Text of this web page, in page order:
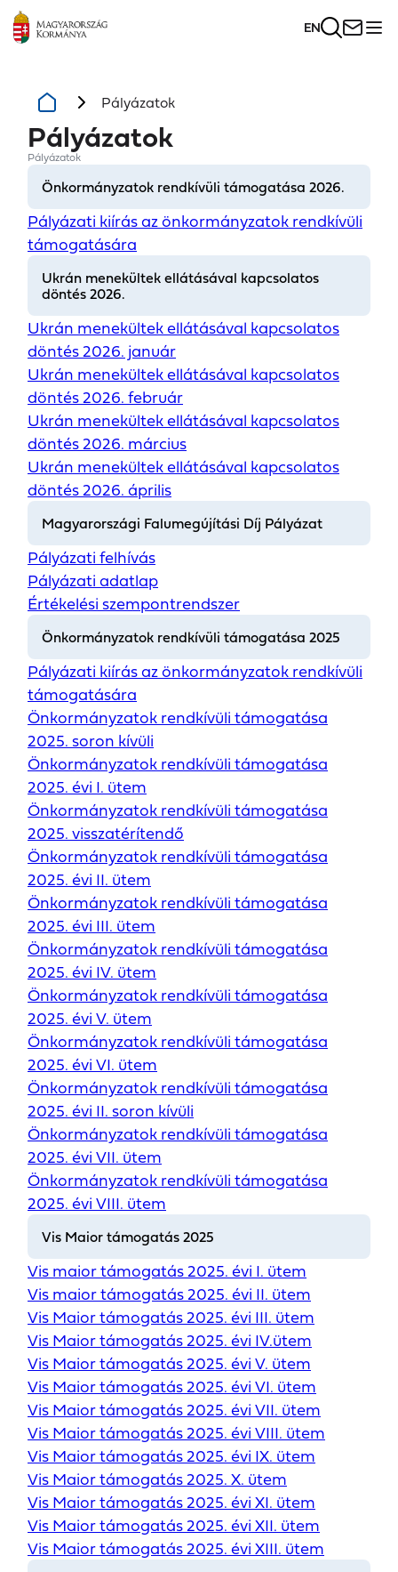
EN
Pályázatok
Pályázatok
Pályázatok
Önkormányzatok rendkívüli támogatása 2026.
Pályázati kiírás az önkormányzatok rendkívüli
támogatására
Ukrán menekültek ellátásával kapcsolatos
döntés 2026.
Ukrán menekültek ellátásával kapcsolatos
döntés 2026. január
Ukrán menekültek ellátásával kapcsolatos
döntés 2026. február
Ukrán menekültek ellátásával kapcsolatos
döntés 2026. március
Ukrán menekültek ellátásával kapcsolatos
döntés 2026. április
Magyarországi Falumegújítási Díj Pályázat
Pályázati felhívás
Pályázati adatlap
Értékelési szempontrendszer
Önkormányzatok rendkívüli támogatása 2025
Pályázati kiírás az önkormányzatok rendkívüli
támogatására
Önkormányzatok rendkívüli támogatása
2025. soron kívüli
Önkormányzatok rendkívüli támogatása
2025. évi I. ütem
Önkormányzatok rendkívüli támogatása
2025. visszatérítendő
Önkormányzatok rendkívüli támogatása
2025. évi II. ütem
Önkormányzatok rendkívüli támogatása
2025. évi III. ütem
Önkormányzatok rendkívüli támogatása
2025. évi IV. ütem
Önkormányzatok rendkívüli támogatása
2025. évi V. ütem
Önkormányzatok rendkívüli támogatása
2025. évi VI. ütem
Önkormányzatok rendkívüli támogatása
2025. évi II. soron kívüli
Önkormányzatok rendkívüli támogatása
2025. évi VII. ütem
Önkormányzatok rendkívüli támogatása
2025. évi VIII. ütem
Vis Maior támogatás 2025
Vis maior támogatás 2025. évi I. ütem
Vis maior támogatás 2025. évi II. ütem
Vis Maior támogatás 2025. évi III. ütem
Vis Maior támogatás 2025. évi IV.ütem
Vis Maior támogatás 2025. évi V. ütem
Vis Maior támogatás 2025. évi VI. ütem
Vis Maior támogatás 2025. évi VII. ütem
Vis Maior támogatás 2025. évi VIII. ütem
Vis Maior támogatás 2025. évi IX. ütem
Vis Maior támogatás 2025. X. ütem
Vis Maior támogatás 2025. évi XI. ütem
Vis Maior támogatás 2025. évi XII. ütem
Vis Maior támogatás 2025. évi XIII. ütem